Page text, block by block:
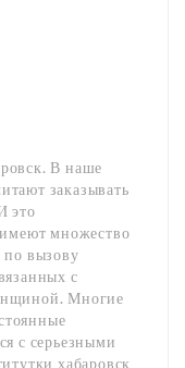
В наше
заказывать
это
имеют множество
по вызову
с
Многие
с серьезными
хабаровск